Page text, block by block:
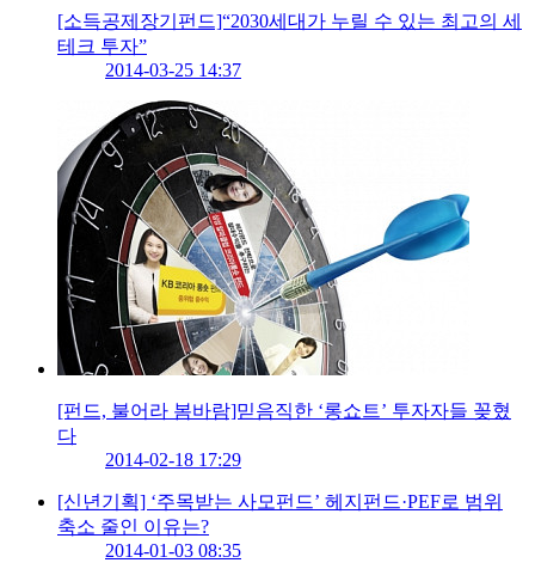
[소득공제장기펀드]“2030세대가 누릴 수 있는 최고의 세
테크 투자”
2014-03-25 14:37
[펀드, 불어라 봄바람]믿음직한 ‘롱쇼트’ 투자자들 꽂혔
다
2014-02-18 17:29
[신년기획] ‘주목받는 사모펀드’ 헤지펀드·PEF로 범위
축소 줄인 이유는?
2014-01-03 08:35